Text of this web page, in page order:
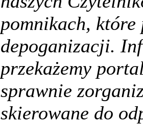
pomnikach,
depoganizacji.
przekażemy
sprawnie
skierowane do